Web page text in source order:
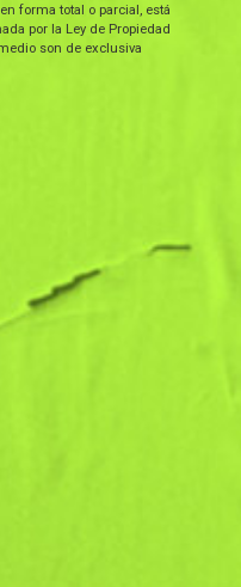
forma total o parcial, está
por la Ley de Propiedad
son de exclusiva